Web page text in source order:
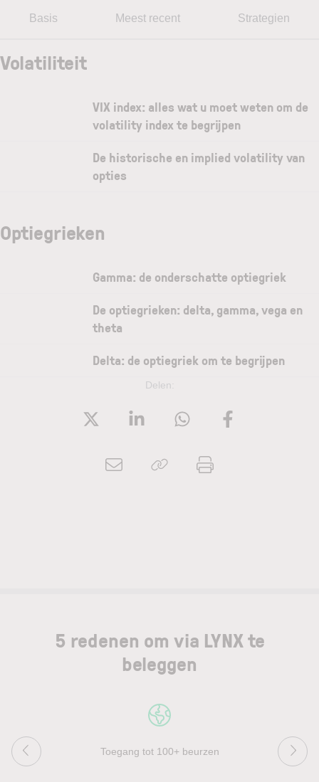
Basis Meest recent Strategien
Volatiliteit
VIX index: alles wat u moet weten om de
volatility index te begrijpen
De historische en implied volatility van
opties
Optiegrieken
Gamma: de onderschatte optiegriek
De optiegrieken: delta, gamma, vega en
theta
Delta: de optiegriek om te begrijpen
Delen:
5 redenen om via LYNX te
beleggen
Toegang tot 100+ beurzen